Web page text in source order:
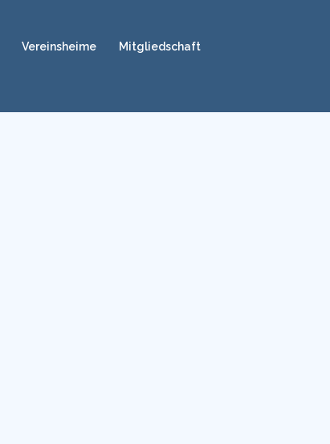
Vereinsheime
Mitgliedschaft